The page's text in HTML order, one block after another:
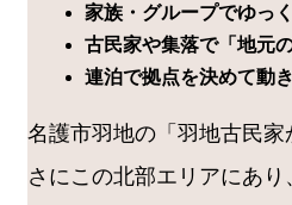
家族・グループでゆっ
古民家や集落で「地元
連泊で拠点を決めて動
名護市羽地の「羽地古民家
さにこの北部エリアにあり